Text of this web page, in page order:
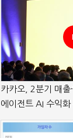
카카오, 2분기 매
에이전트 AI 수익화